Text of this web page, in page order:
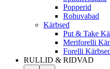
Popperid
Rohuvabad
Kärbsed
Put & Take
Meriforelli
Forelli
RULLID & RIDVAD